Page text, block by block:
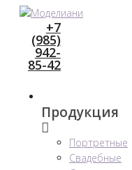
Перейти
контенту
+7
(985)
942-
85-42
Продукция
Портретные
Свадебные